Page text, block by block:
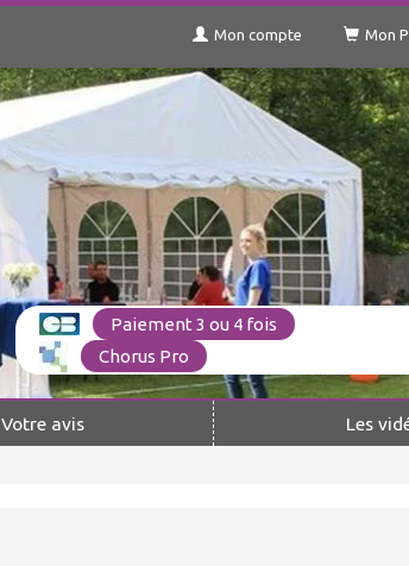
Mon compte Mon
Paiement 3 ou 4 fois
Chorus Pro
Votre avis Les